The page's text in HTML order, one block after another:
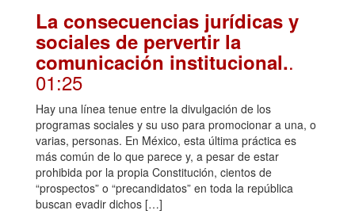
La consecuencias jurídicas y
sociales de pervertir la
comunicación institucional..
01:25
Hay una línea tenue entre la divulgación de los
programas sociales y su uso para promocionar a una, o
varias, personas. En México, esta última práctica es
más común de lo que parece y, a pesar de estar
prohibida por la propia Constitución, cientos de
“prospectos” o “precandidatos” en toda la república
buscan evadir dichos […]